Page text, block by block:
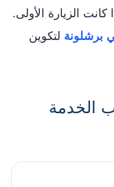
كانت الزيارة الأولى.
برشلونة لتكوين
الخدمة